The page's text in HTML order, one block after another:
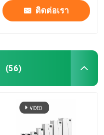
ติดต่อเรา
(56)